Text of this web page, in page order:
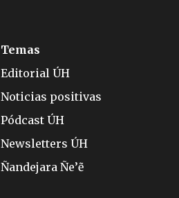
Temas
Editorial ÚH
Noticias positivas
Pódcast ÚH
Newsletters ÚH
Ñandejara Ñe’ẽ